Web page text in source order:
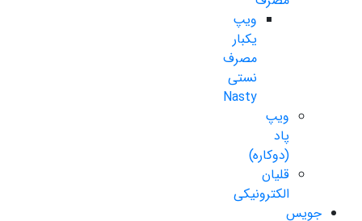
ویپ
یکبار
مصرف
نستی
Nasty
ویپ
پاد
(دوکاره)
قلیان
الکترونیکی
جویس